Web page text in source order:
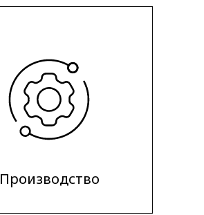
Производство